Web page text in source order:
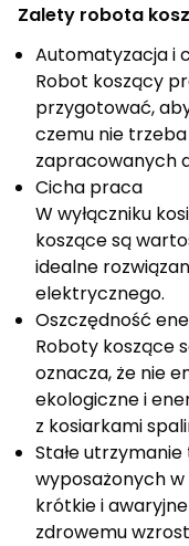
Zalety robota
Automatyzacja i
Robot koszący
przygotować,
czemu nie
zapracowanych
Cicha praca
W wyłączniku
koszące są
idealne
elektrycznego.
Oszczędność
Roboty koszące
oznacza, że ​​nie
ekologiczne i
z kosiarkami
Stałe
wyposażonych
krótkie i
zdrowemu